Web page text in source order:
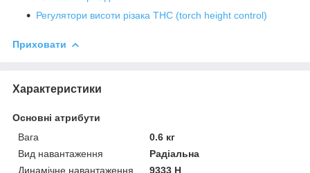
Регулятори висоти різака THC (torch height control)
Приховати
Характеристики
Основні атрибути
Вага
0.6 кг
Вид навантаження
Радіальна
Динамічне навантаження
9333 Н